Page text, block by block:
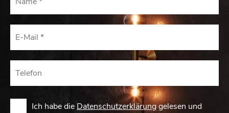
Ich habe die Datenschutzerklärunggelesen und